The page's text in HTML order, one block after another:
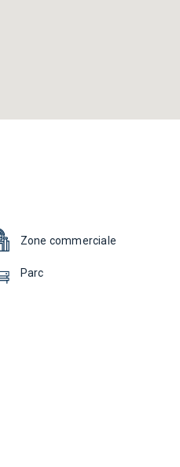
Zone commerciale
Parc